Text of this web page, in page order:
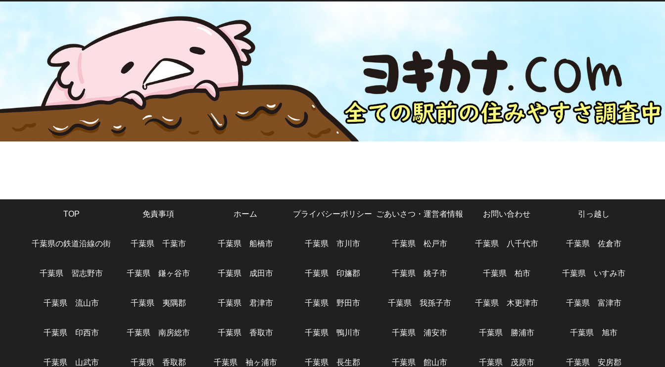
TOP 免責事項 ホーム プライバシーポリシー ごあいさつ・運営者情報 お問い合わせ 引っ越し
千葉県の鉄道沿線の街 千葉県 千葉市 千葉県 船橋市 千葉県 市川市 千葉県 松戸市 千葉県 八千代市 千葉県 佐倉市
千葉県 習志野市 千葉県 鎌ヶ谷市 千葉県 成田市 千葉県 印旛郡 千葉県 銚子市 千葉県 柏市 千葉県 いすみ市
千葉県 流山市 千葉県 夷隅郡 千葉県 君津市 千葉県 野田市 千葉県 我孫子市 千葉県 木更津市 千葉県 富津市
千葉県 印西市 千葉県 南房総市 千葉県 香取市 千葉県 鴨川市 千葉県 浦安市 千葉県 勝浦市 千葉県 旭市
千葉県 山武市 千葉県 香取郡 千葉県 袖ヶ浦市 千葉県 長生郡 千葉県 館山市 千葉県 茂原市 千葉県 安房郡